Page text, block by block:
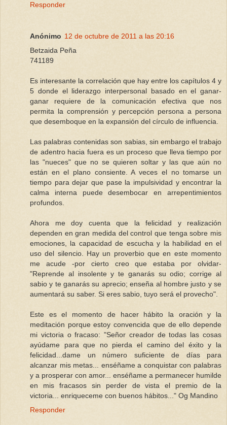
Responder
Anónimo 12 de octubre de 2011 a las 20:16
Betzaida Peña
741189
Es interesante la correlación que hay entre los capítulos 4 y
5 donde el liderazgo interpersonal basado en el ganar-
ganar requiere de la comunicación efectiva que nos
permita la comprensión y percepción persona a persona
que desemboque en la expansión del círculo de influencia.
Las palabras contenidas son sabias, sin embargo el trabajo
de adentro hacia fuera es un proceso que lleva tiempo por
las "nueces" que no se quieren soltar y las que aún no
están en el plano consiente. A veces el no tomarse un
tiempo para dejar que pase la impulsividad y encontrar la
calma interna puede desembocar en arrepentimientos
profundos.
Ahora me doy cuenta que la felicidad y realización
dependen en gran medida del control que tenga sobre mis
emociones, la capacidad de escucha y la habilidad en el
uso del silencio. Hay un proverbio que en este momento
me acude -por cierto creo que estaba por olvidar-
"Reprende al insolente y te ganarás su odio; corrige al
sabio y te ganarás su aprecio; enseña al hombre justo y se
aumentará su saber. Si eres sabio, tuyo será el provecho".
Este es el momento de hacer hábito la oración y la
meditación porque estoy convencida que de ello depende
mi victoria o fracaso: "Señor creador de todas las cosas
ayúdame para que no pierda el camino del éxito y la
felicidad...dame un número suficiente de días para
alcanzar mis metas... enséñame a conquistar con palabras
y a prosperar con amor... enséñame a permanecer humilde
en mis fracasos sin perder de vista el premio de la
victoria... enriqueceme con buenos hábitos..." Og Mandino
Responder